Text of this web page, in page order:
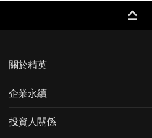
keyboard_capslock
關於精英
企業永續
投資人關係